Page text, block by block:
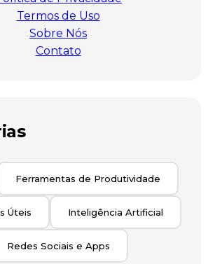
Termos de Uso
Sobre Nós
Contato
Ferramentas de Produtividade
Úteis Inteligência Artificial
Redes Sociais e Apps